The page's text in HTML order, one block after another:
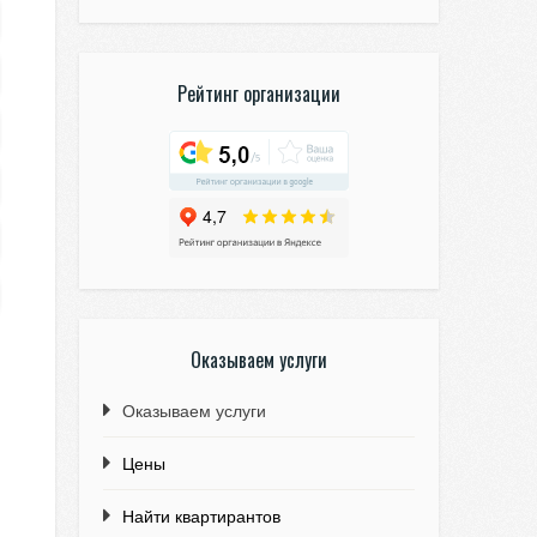
Рейтинг организации
Оказываем услуги
Оказываем услуги
Цены
Найти квартирантов